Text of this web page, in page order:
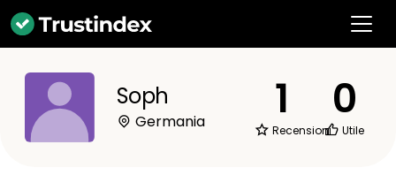
Soph
Germania 1
Recensioni
0
Utile